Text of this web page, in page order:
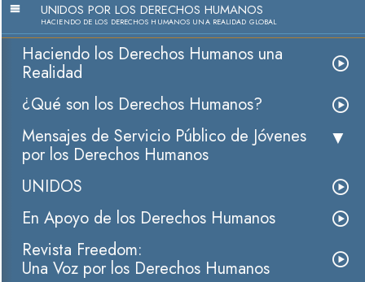
UNIDOS POR LOS DERECHOS HUMANOS
HACIENDO DE LOS DERECHOS HUMANOS UNA REALIDAD GLOBAL
Haciendo los Derechos Humanos una
Realidad
¿Qué son los Derechos Humanos?
Mensajes de Servicio Público de Jóvenes
por los Derechos Humanos
UNIDOS
En Apoyo de los Derechos Humanos
Revista Freedom:
Una Voz por los Derechos Humanos